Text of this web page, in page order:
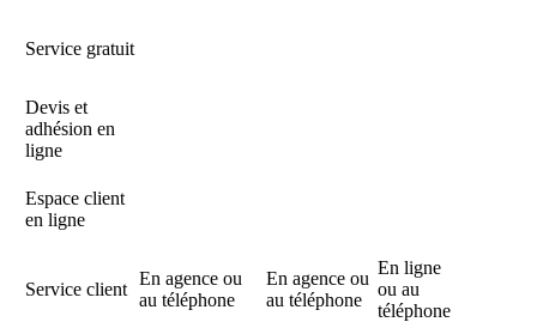
Service gratuit
Devis et
adhésion en
ligne
Espace client
en ligne
Service client
En agence ou
au téléphone
En agence ou
au téléphone
En ligne
ou au
téléphone